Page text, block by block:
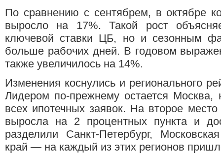
По сравнению с сентябрем, в октябре
выросло на 17%. Такой рост
ключевой ставки ЦБ, но и сезонным
больше рабочих дней. В годовом
также увеличилось на 14%.
Изменения коснулись и регионального
Лидером по-прежнему остается Москва,
всех ипотечных заявок. На второе
выросла на 2 процентных пункта и
разделили Санкт-Петербург,
край — на каждый из этих регионов